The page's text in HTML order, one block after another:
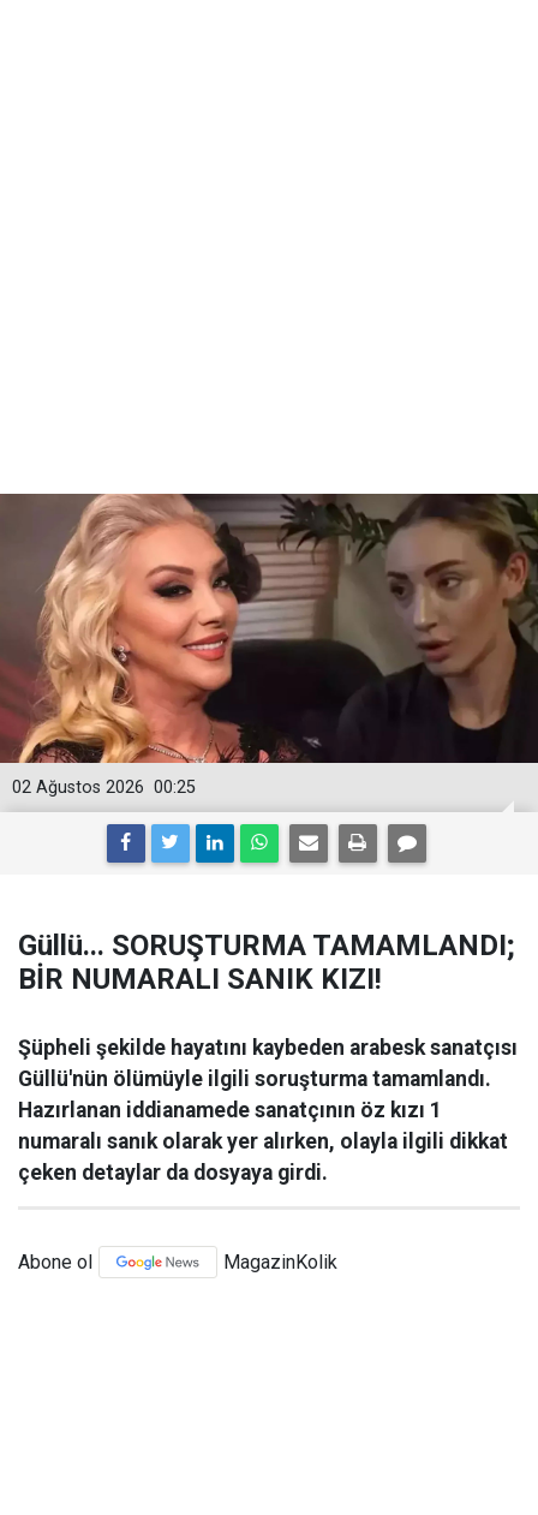
00:25
02 Ağustos 2026
Güllü... SORUŞTURMA TAMAMLANDI;
BİR NUMARALI SANIK KIZI!
Şüpheli şekilde hayatını kaybeden arabesk sanatçısı
Güllü'nün ölümüyle ilgili soruşturma tamamlandı.
Hazırlanan iddianamede sanatçının öz kızı 1
numaralı sanık olarak yer alırken, olayla ilgili dikkat
çeken detaylar da dosyaya girdi.
Abone ol MagazinKolik